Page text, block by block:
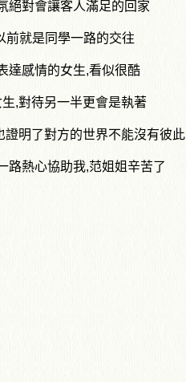
絕對會讓客人滿足的回家
前就是同學一路的交往
達感情的女生,看似很酷
,對待另一半更會是執著
明了對方的世界不能沒有彼此
路熱心協助我,范姐姐辛苦了